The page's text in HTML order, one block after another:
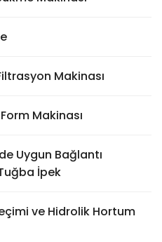
Makinası
Makinası
Uygun Bağlantı
İpek
ve Hidrolik Hortum